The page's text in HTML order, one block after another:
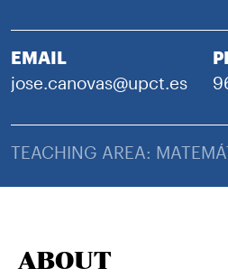
EMAIL
jose.canovas@upct.es
TEACHING AREA:
ABOUT